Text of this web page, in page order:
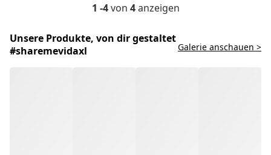
1 -4von 4anzeigen
Unsere Produkte, von dir gestaltet
#sharemevidaxl
Galerie anschauen >